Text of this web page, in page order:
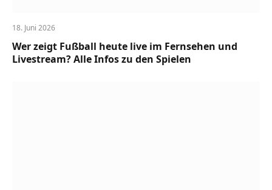
18. Juni 2026
Wer zeigt Fußball heute live im Fernsehen und
Livestream? Alle Infos zu den Spielen